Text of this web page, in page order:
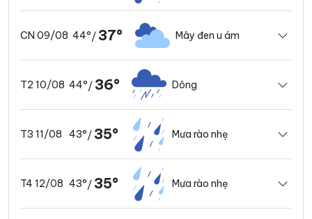
CN 09/08 44°/ 37° Mây đen u ám
T2 10/08 44°/ 36° Dông
T3 11/08 43°/ 35° Mưa rào nhẹ
T4 12/08 43°/ 35° Mưa rào nhẹ